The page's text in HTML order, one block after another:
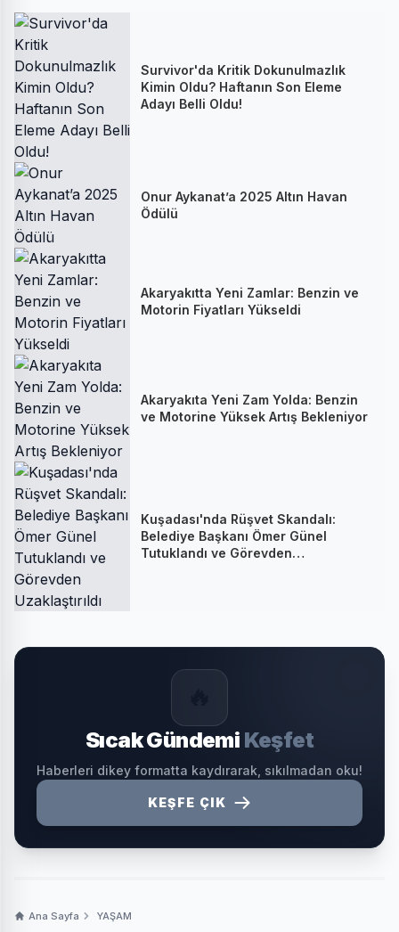
Survivor'da Kritik Dokunulmazlık
Kimin Oldu? Haftanın Son Eleme
Adayı Belli Oldu!
Onur Aykanat’a 2025 Altın Havan
Ödülü
Akaryakıtta Yeni Zamlar: Benzin ve
Motorin Fiyatları Yükseldi
Akaryakıta Yeni Zam Yolda: Benzin
ve Motorine Yüksek Artış Bekleniyor
Kuşadası'nda Rüşvet Skandalı:
Belediye Başkanı Ömer Günel
Tutuklandı ve Görevden
Sıcak Gündemi Keşfet
Haberleri dikey formatta kaydırarak, sıkılmadan oku!
KEŞFE ÇIK
Ana Sayfa YAŞAM